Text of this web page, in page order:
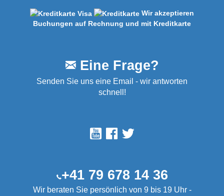
Wir akzeptieren
Buchungen auf Rechnung und mit Kreditkarte
Eine Frage?
Senden Sie uns eine Email - wir antworten
schnell!
+41 79 678 14 36
Wir beraten Sie persönlich von 9 bis 19 Uhr -